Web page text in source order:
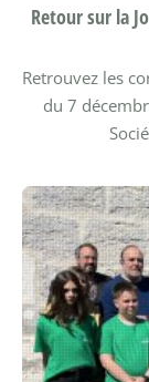
Retour sur la
Retrouvez les
du 7